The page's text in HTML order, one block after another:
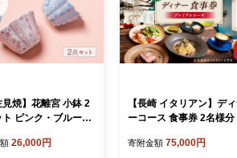
見焼】花離宮 小鉢 2
ト ピンク・ブルー
26,000円
【長崎 イタリアン】デ
ーコース 食事券 2名様分
da Casa】 [IG16]
寄附金額 75,000円